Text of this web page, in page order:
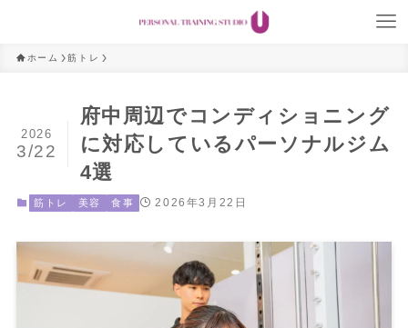
ホーム 筋トレ
府中周辺でコンディショニング
に対応しているパーソナルジム
4選
2026
3/22
筋トレ 美容 食事 2026年3月22日